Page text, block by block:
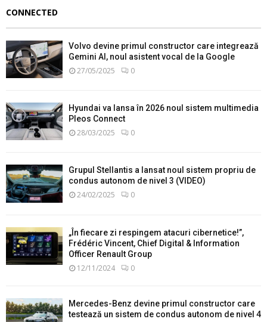
CONNECTED
Volvo devine primul constructor care integrează
Gemini AI, noul asistent vocal de la Google
27/05/2025 0
Hyundai va lansa în 2026 noul sistem multimedia
Pleos Connect
28/03/2025 0
Grupul Stellantis a lansat noul sistem propriu de
condus autonom de nivel 3 (VIDEO)
24/02/2025 0
„În fiecare zi respingem atacuri cibernetice!”,
Frédéric Vincent, Chief Digital & Information
Officer Renault Group
12/11/2024 0
Mercedes-Benz devine primul constructor care
testează un sistem de condus autonom de nivel 4